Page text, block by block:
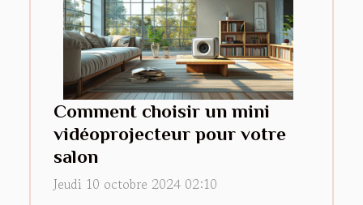
Comment choisir un mini
vidéoprojecteur pour votre
salon
Jeudi 10 octobre 2024 02:10